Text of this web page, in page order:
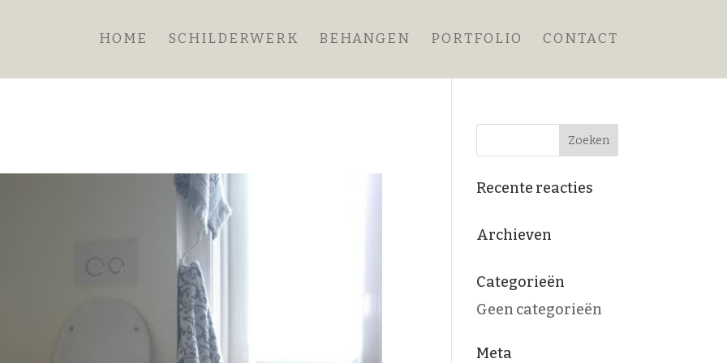
HOME SCHILDERWERK BEHANGEN PORTFOLIO CONTACT
Recente reacties
Archieven
Categorieën
Geen categorieën
Meta